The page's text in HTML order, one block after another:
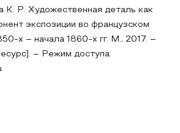
К. Р. Художественная деталь как
экспозиции во французском
х – начала 1860-х гг. М., 2017. –
– Режим доступа: